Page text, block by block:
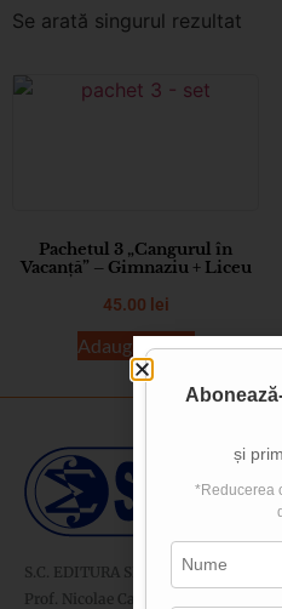
Se arată singurul rezultat
Pachetul 3 „Cangurul în
Vacanță” – Gimnaziu + Liceu
45.00 lei
Adaugă în coș
S.C. EDITURA SIGMA SRL
Prof. Nicolae Cartojan nr. 11-13,
și
*Reducerea